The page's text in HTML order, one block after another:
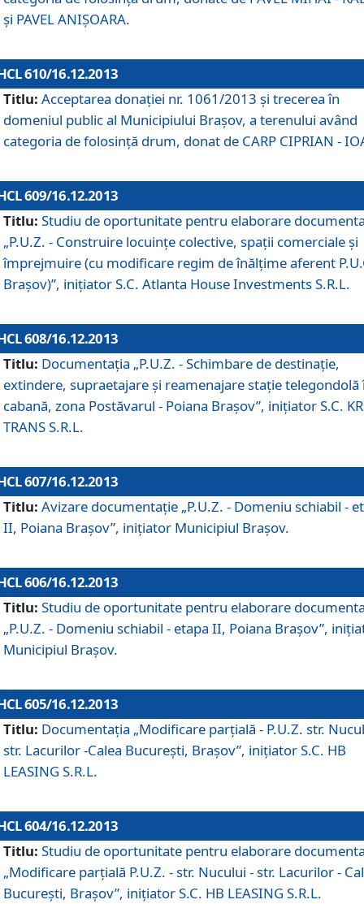
şi PAVEL ANIŞOARA.
610/16.12.2013
Titlu: Acceptarea donaţiei nr. 1061/2013 şi trecerea în
domeniul public al Municipiului Braşov, a terenului având
categoria de folosinţă drum, donat de CARP CIPRIAN -
609/16.12.2013
Titlu: Studiu de oportunitate pentru elaborare
„P.U.Z. - Construire locuinţe colective, spaţii comerciale şi
împrejmuire (cu modificare regim de înălţime aferent
Braşov)”, iniţiator S.C. Atlanta House Investments S.R.L.
608/16.12.2013
Titlu: Documentaţia „P.U.Z. - Schimbare de destinaţie,
extindere, supraetajare şi reamenajare staţie telegondolă
cabană, zona Postăvarul - Poiana Braşov”, iniţiator S.C.
TRANS S.R.L.
607/16.12.2013
Titlu: Avizare documentaţie „P.U.Z. - Domeniu schiabil -
II, Poiana Braşov”, iniţiator Municipiul Braşov.
606/16.12.2013
Titlu: Studiu de oportunitate pentru elaborare
„P.U.Z. - Domeniu schiabil - etapa II, Poiana Braşov”,
Municipiul Braşov.
605/16.12.2013
Titlu: Documentaţia „Modificare parţială - P.U.Z. str.
str. Lacurilor -Calea Bucureşti, Braşov”, iniţiator S.C. HB
LEASING S.R.L.
604/16.12.2013
Titlu: Studiu de oportunitate pentru elaborare
„Modificare parţială P.U.Z. - str. Nucului - str. Lacurilor -
Bucureşti, Braşov”, iniţiator S.C. HB LEASING S.R.L.